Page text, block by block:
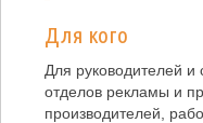
Для кого
Для руководителей и
отделов рекламы и
производителей,